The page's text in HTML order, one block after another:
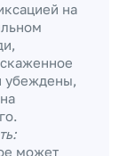
на
убеждены,
может